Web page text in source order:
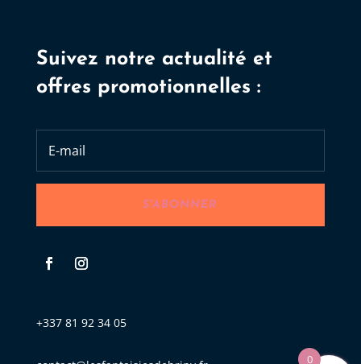
Suivez notre actualité et
offres promotionnelles :
S'ABONNER
+337 81 92 34 05
0